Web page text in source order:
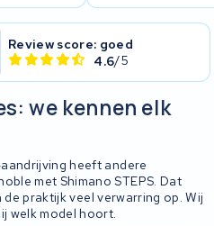
Review score: goed
4.6/5
we kennen elk
heeft andere
met Shimano STEPS. Dat
praktijk veel verwarring op. Wij
welk model hoort.